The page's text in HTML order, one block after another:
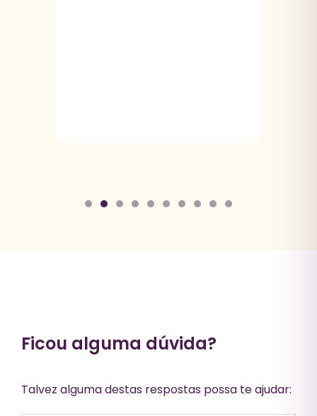
Ficou alguma dúvida?
Talvez alguma destas respostas possa te ajudar: